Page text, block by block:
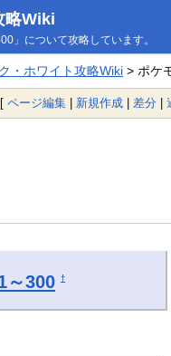
略Wiki
」について攻略しています。
・ホワイト攻略Wiki> ポケ
ページ編集 | 新規作成 | 差分 |
～300 †